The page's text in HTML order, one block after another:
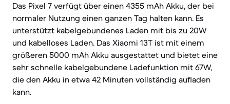
Das Pixel 7 verfügt über einen 4355 mAh Akku, der bei
normaler Nutzung einen ganzen Tag halten kann. Es
unterstützt kabelgebundenes Laden mit bis zu 20W
und kabelloses Laden. Das Xiaomi 13T ist mit einem
größeren 5000 mAh Akku ausgestattet und bietet eine
sehr schnelle kabelgebundene Ladefunktion mit 67W,
die den Akku in etwa 42 Minuten vollständig aufladen
kann.